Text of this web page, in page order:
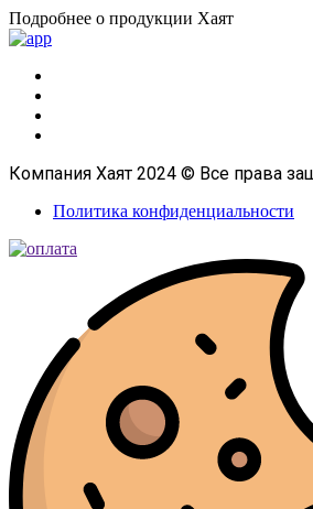
Подробнее о продукции Хаят
Компания Хаят 2024 © Все права
Политика конфиденциальности